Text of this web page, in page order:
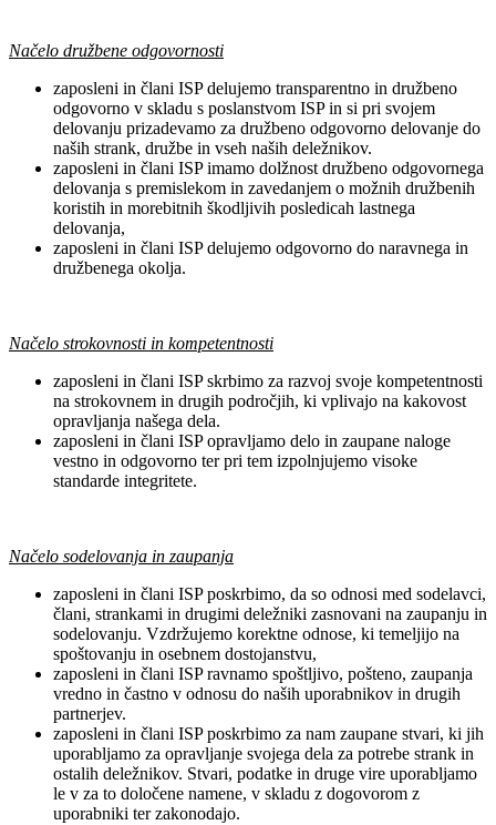
Načelo družbene odgovornosti
zaposleni in člani ISP delujemo transparentno in družbeno
odgovorno v skladu s poslanstvom ISP in si pri svojem
delovanju prizadevamo za družbeno odgovorno delovanje do
naših strank, družbe in vseh naših deležnikov.
zaposleni in člani ISP imamo dolžnost družbeno odgovornega
delovanja s premislekom in zavedanjem o možnih družbenih
koristih in morebitnih škodljivih posledicah lastnega
delovanja,
zaposleni in člani ISP delujemo odgovorno do naravnega in
družbenega okolja.
Načelo strokovnosti in kompetentnosti
zaposleni in člani ISP skrbimo za razvoj svoje kompetentnosti
na strokovnem in drugih področjih, ki vplivajo na kakovost
opravljanja našega dela.
zaposleni in člani ISP opravljamo delo in zaupane naloge
vestno in odgovorno ter pri tem izpolnjujemo visoke
standarde integritete.
Načelo sodelovanja in zaupanja
zaposleni in člani ISP poskrbimo, da so odnosi med sodelavci,
člani, strankami in drugimi deležniki zasnovani na zaupanju in
sodelovanju. Vzdržujemo korektne odnose, ki temeljijo na
spoštovanju in osebnem dostojanstvu,
zaposleni in člani ISP ravnamo spoštljivo, pošteno, zaupanja
vredno in častno v odnosu do naših uporabnikov in drugih
partnerjev.
zaposleni in člani ISP poskrbimo za nam zaupane stvari, ki jih
uporabljamo za opravljanje svojega dela za potrebe strank in
ostalih deležnikov. Stvari, podatke in druge vire uporabljamo
le v za to določene namene, v skladu z dogovorom z
uporabniki ter zakonodajo.